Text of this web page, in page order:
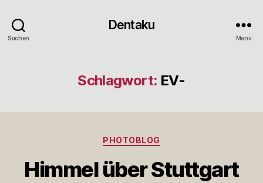
Suchen
Dentaku
Menü
Schlagwort: EV-
Kategorien
PHOTOBLOG
Himmel über Stuttgart